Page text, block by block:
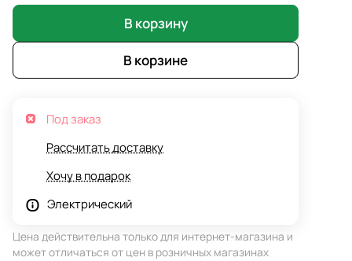
В корзину
В корзине
Под заказ
Рассчитать доставку
Хочу в подарок
Электрический
Цена действительна только для интернет-магазина и
может отличаться от цен в розничных магазинах